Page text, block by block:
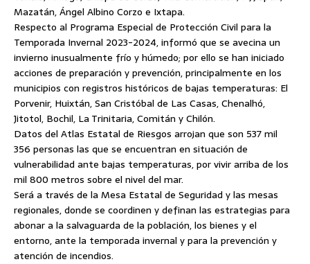
Mazatán, Ángel Albino Corzo e Ixtapa.
Respecto al Programa Especial de Protección Civil para la
Temporada Invernal 2023-2024, informó que se avecina un
invierno inusualmente frío y húmedo; por ello se han iniciado
acciones de preparación y prevención, principalmente en los
municipios con registros históricos de bajas temperaturas: El
Porvenir, Huixtán, San Cristóbal de Las Casas, Chenalhó,
Jitotol, Bochil, La Trinitaria, Comitán y Chilón.
Datos del Atlas Estatal de Riesgos arrojan que son 537 mil
356 personas las que se encuentran en situación de
vulnerabilidad ante bajas temperaturas, por vivir arriba de los
mil 800 metros sobre el nivel del mar.
Será a través de la Mesa Estatal de Seguridad y las mesas
regionales, donde se coordinen y definan las estrategias para
abonar a la salvaguarda de la población, los bienes y el
entorno, ante la temporada invernal y para la prevención y
atención de incendios.